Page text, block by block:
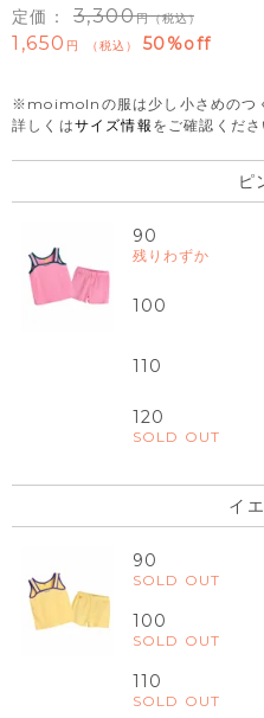
定価： 3,300 （税込）
1,650 税込 50%off
※moimolnの服は少し小さめのつ
詳しくはサイズ情報 をご確認くださ
ピ
90
残りわずか
100
110
120
SOLD OUT
イ
90
SOLD OUT
100
SOLD OUT
110
SOLD OUT